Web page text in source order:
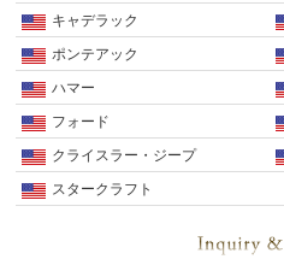
キャデラック
ポンテアック
ハマー
フォード
クライスラー・ジープ
スタークラフト